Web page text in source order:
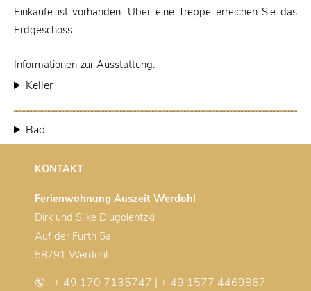
Einkäufe ist vorhanden. Über eine Treppe erreichen Sie das
Erdgeschoss.
Informationen zur Ausstattung:
Keller
Bad
KONTAKT
Ferienwohnung Auszeit Werdohl
Dirk und Silke Dlugolentzki
Auf der Furth 5a
58791 Werdohl
+ 49 170 7135747 | + 49 1577 4469867